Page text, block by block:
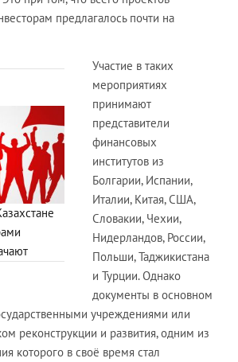
предлагалось почти на
Участие в таких
мероприятиях
принимают
представители
финансовых
институтов из
Болгарии, Испании,
Италии, Китая, США,
Словакии, Чехии,
Нидерландов, России,
Польши, Таджикистана
и Турции. Однако
документы в основном
учреждениями или
реконструкции и развития, одним из
которого в своё время стал